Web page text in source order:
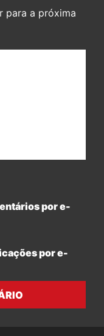
para a próxima
por e-
por e-